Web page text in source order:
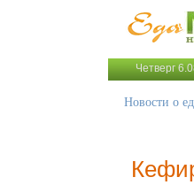
Четверг
Новости о